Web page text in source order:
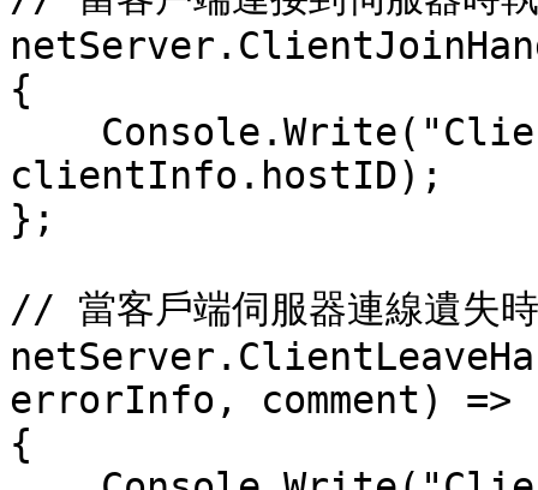
{
clientInfo.hostID);
};
// 當客戶端伺服器連線遺失
errorInfo, comment) =>
{